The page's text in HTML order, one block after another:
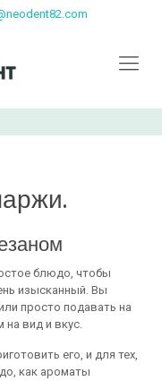
блюдо, чтобы
изысканный. Вы
просто подавать на
вид и вкус.
его, и для тех,
как ароматы